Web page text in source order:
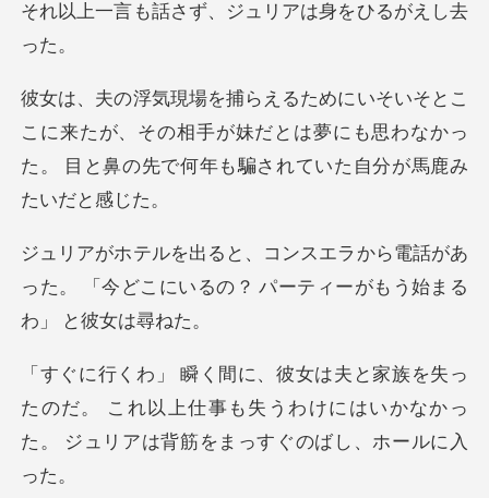
ず、ジュリアは身を
来たが、その相手が妹だとは夢にも思わなかっ
た。 目と
電話があ
った。 「今どこにいるの？ パー
たのだ。 これ以上仕事も失うわけにはいかなかっ
た